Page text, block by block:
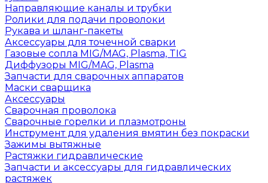
Направляющие каналы и трубки
Ролики для подачи проволоки
Рукава и шланг-пакеты
Аксессуары для точечной сварки
Газовые сопла MIG/MAG, Plasma, TIG
Диффузоры MIG/MAG, Plasma
Запчасти для сварочных аппаратов
Маски сварщика
Аксессуары
Сварочная проволока
Сварочные горелки и плазмотроны
Инструмент для удаления вмятин без покраски
Зажимы вытяжные
Растяжки гидравлические
Запчасти и аксессуары для гидравлических
растяжек